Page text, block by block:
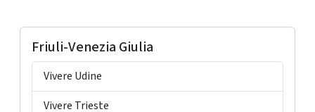
Friuli-Venezia Giulia
Vivere Udine
Vivere Trieste